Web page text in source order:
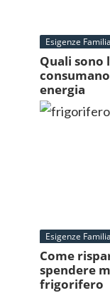
Esigenze
Quali sono
energia
Esigenze
Come
spendere
frigorifero